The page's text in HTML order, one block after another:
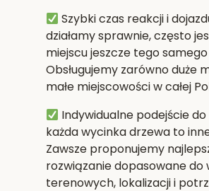
Szybki czas reakcji i
działamy sprawnie, często
miejscu jeszcze tego samego
Obsługujemy zarówno duże
małe miejscowości w całej
Indywidualne podejście
każda wycinka drzewa to
Zawsze proponujemy
rozwiązanie dopasowane do
terenowych, lokalizacji i